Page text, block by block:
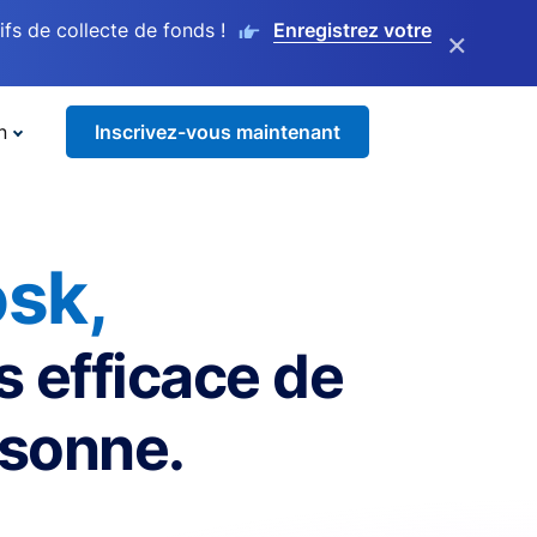
de collecte de fonds ! Enregistrez votre ×
Inscrivez-vous maintenant
efficace de